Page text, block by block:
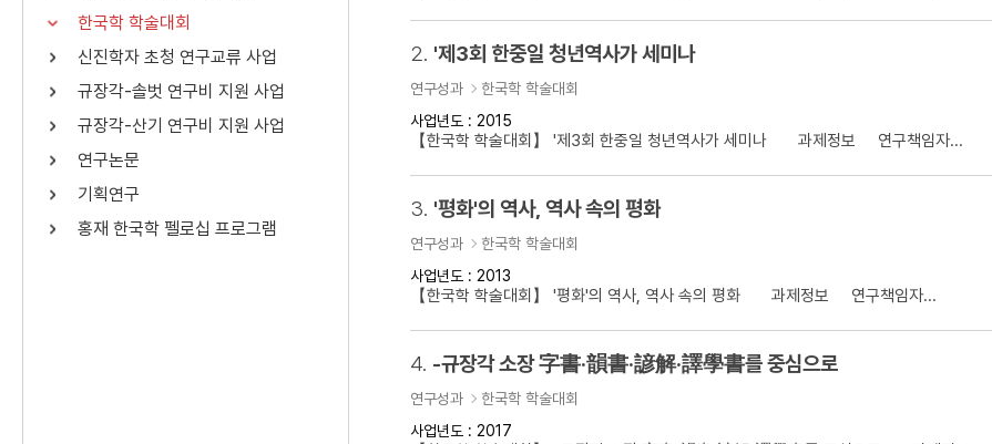
AND
OR 정조 OR 정약용 “정조” 또는 “정약용”이 포함된 자료를 검색
료를 검색
한국학 학술대회
신진학자 초청 연구교류 사업
규장각-솔벗 연구비 지원 사업
규장각-산기 연구비 지원 사업
연구논문
기획연구
홍재 한국학 펠로십 프로그램
2. '제3회 한중일 청년역사가 세미나
연구성과
한국학 학술대회
사업년도 : 2015
【한국학 학술대회】 '제3회 한중일 청년역사가 세미나 과제정보 연구책임자...
3. '평화'의 역사, 역사 속의 평화
연구성과
한국학 학술대회
사업년도 : 2013
【한국학 학술대회】 '평화'의 역사, 역사 속의 평화 과제정보 연구책임자...
4. -규장각 소장 字書·韻書·諺解·譯學書를 중심으로
연구성과
한국학 학술대회
사업년도 : 2017